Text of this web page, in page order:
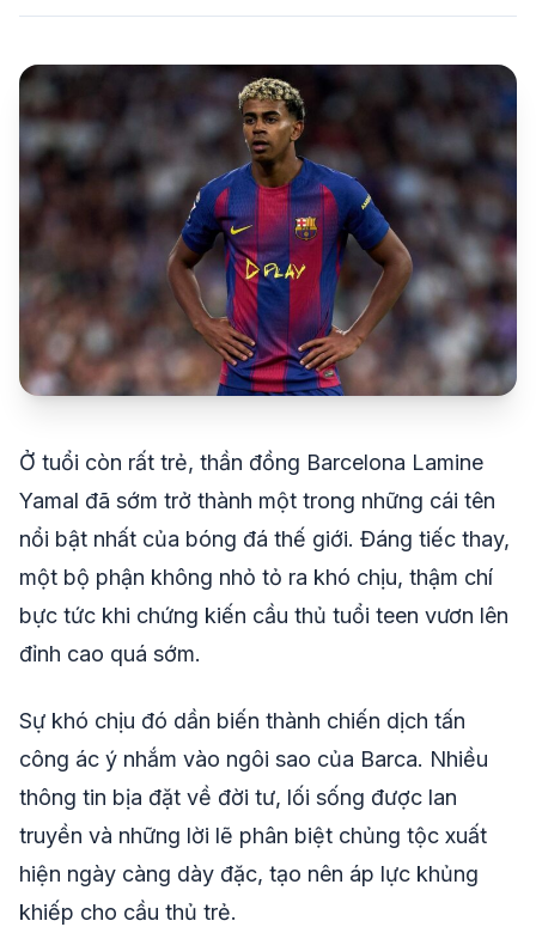
Ở tuổi còn rất trẻ, thần đồng Barcelona Lamine
Yamal đã sớm trở thành một trong những cái tên
nổi bật nhất của bóng đá thế giới. Đáng tiếc thay,
một bộ phận không nhỏ tỏ ra khó chịu, thậm chí
bực tức khi chứng kiến cầu thủ tuổi teen vươn lên
đỉnh cao quá sớm.
Sự khó chịu đó dần biến thành chiến dịch tấn
công ác ý nhắm vào ngôi sao của Barca. Nhiều
thông tin bịa đặt về đời tư, lối sống được lan
truyền và những lời lẽ phân biệt chủng tộc xuất
hiện ngày càng dày đặc, tạo nên áp lực khủng
khiếp cho cầu thủ trẻ.